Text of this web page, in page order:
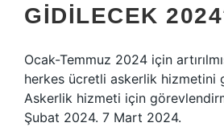
GIDILECEK
Ocak-Temmuz 2024 için
herkes ücretli askerlik hizmetini
Askerlik hizmeti için
Şubat 2024. 7 Mart 2024.